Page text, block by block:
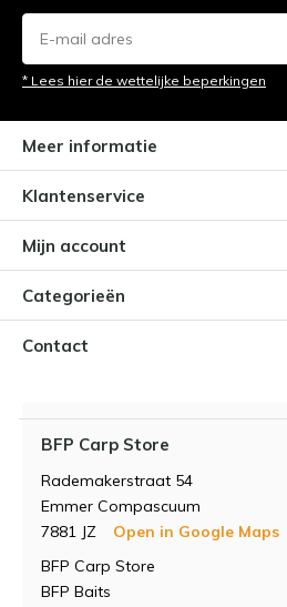
* Lees hier de wettelijke beperkingen
Meer informatie
Klantenservice
Mijn account
Categorieën
Contact
BFP Carp Store
Rademakerstraat 54
Emmer Compascuum
7881 JZ
Open in Google Maps
BFP Carp Store
BFP Baits